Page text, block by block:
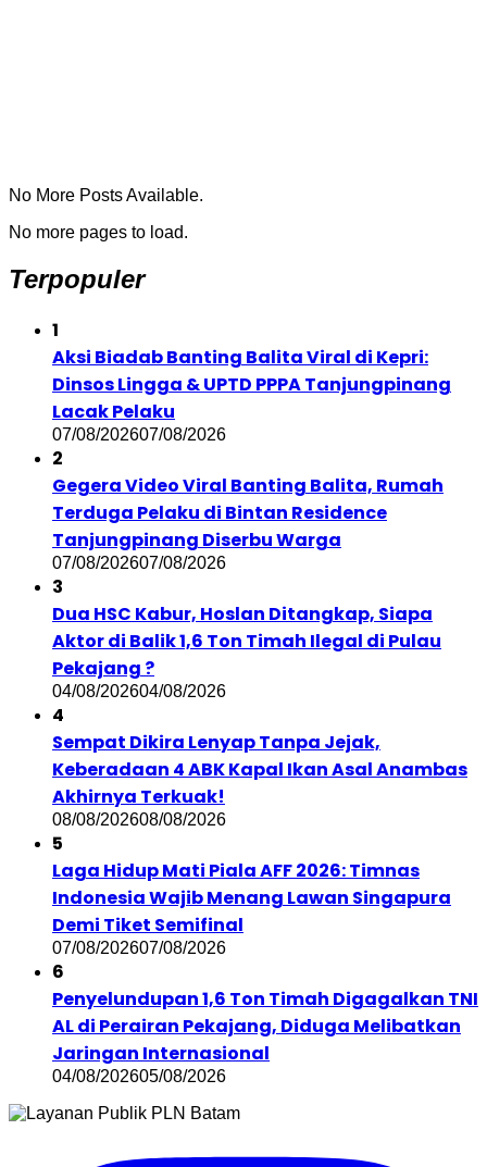
No More Posts Available.
No more pages to load.
Terpopuler
1
Aksi Biadab Banting Balita Viral di Kepri:
Dinsos Lingga & UPTD PPPA Tanjungpinang
Lacak Pelaku
07/08/202607/08/2026
2
Gegera Video Viral Banting Balita, Rumah
Terduga Pelaku di Bintan Residence
Tanjungpinang Diserbu Warga
07/08/202607/08/2026
3
Dua HSC Kabur, Hoslan Ditangkap, Siapa
Aktor di Balik 1,6 Ton Timah Ilegal di Pulau
Pekajang ?
04/08/202604/08/2026
4
Sempat Dikira Lenyap Tanpa Jejak,
Keberadaan 4 ABK Kapal Ikan Asal Anambas
Akhirnya Terkuak!
08/08/202608/08/2026
5
Laga Hidup Mati Piala AFF 2026: Timnas
Indonesia Wajib Menang Lawan Singapura
Demi Tiket Semifinal
07/08/202607/08/2026
6
Penyelundupan 1,6 Ton Timah Digagalkan TNI
AL di Perairan Pekajang, Diduga Melibatkan
Jaringan Internasional
04/08/202605/08/2026